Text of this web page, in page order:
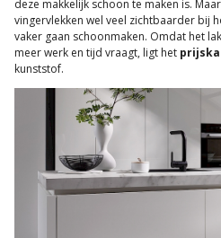
deze makkelijk schoon te maken is.
vingervlekken wel veel zichtbaarder bij
vaker gaan schoonmaken. Omdat het
meer werk en tijd vraagt, ligt het
kunststof.